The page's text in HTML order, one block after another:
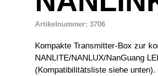
Artikelnummer: 3706
Kompakte Transmitter-Box zur
NANLITE/NANLUX/NanGuang
(Kompatibilitätsliste siehe